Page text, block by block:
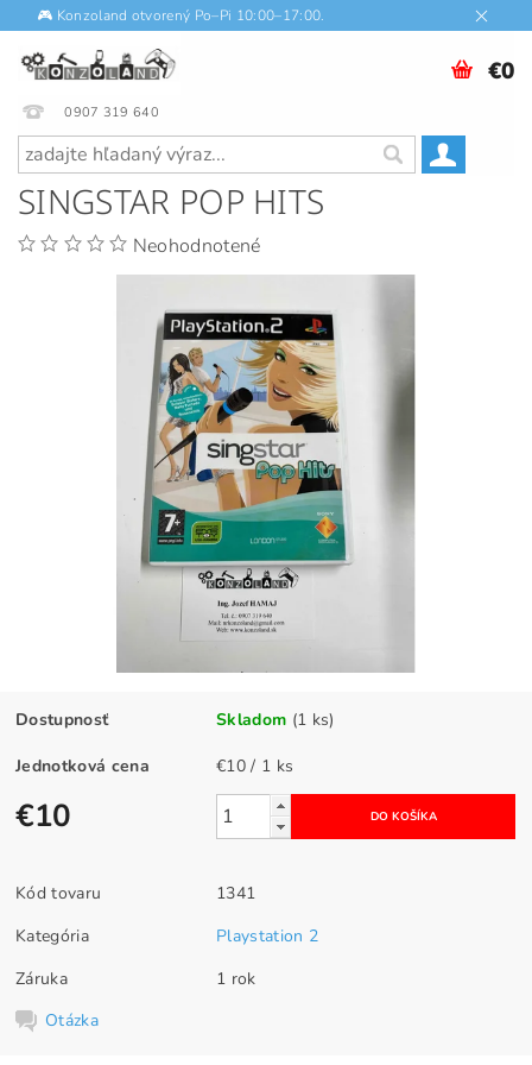
🎮 Konzoland otvorený Po–Pi 10:00–17:00.
0907 319 640
€0
SINGSTAR POP HITS
Neohodnotené
Dostupnosť Skladom (1 ks)
Jednotková cena €10 / 1 ks
€10
Kód tovaru
1341
Kategória
Playstation 2
Záruka
1 rok
Otázka